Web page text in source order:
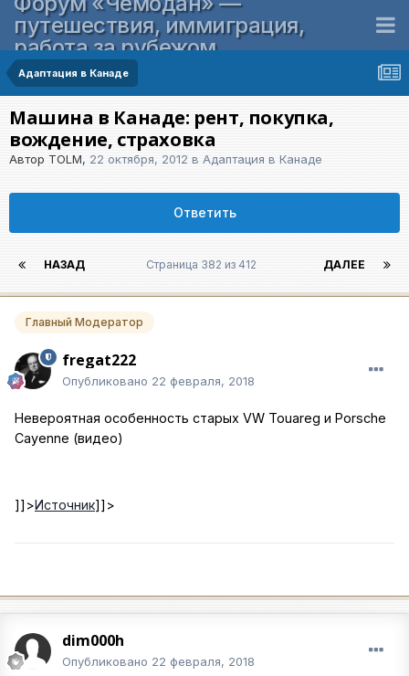
путешествия, иммиграция,
работа за рубежом
Адаптация в Канаде
Машина в Канаде: рент, покупка,
вождение, страховка
Автор TOLM, 22 октября, 2012 в Адаптация в Канаде
Ответить
НАЗАД ДАЛЕЕ
Страница 382 из 412
Главный Модератор
fregat222
Опубликовано 22 февраля, 2018
Невероятная особенность старых VW Touareg и Porsche
Cayenne (видео)
]]>Источник]]>
dim000h
Опубликовано 22 февраля, 2018